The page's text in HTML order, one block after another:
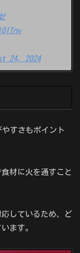
24, 2024
すさもポイント
材に火を通すこと
しているため、ど
ます。